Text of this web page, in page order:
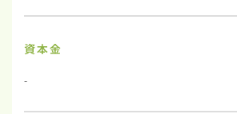
資本金
-